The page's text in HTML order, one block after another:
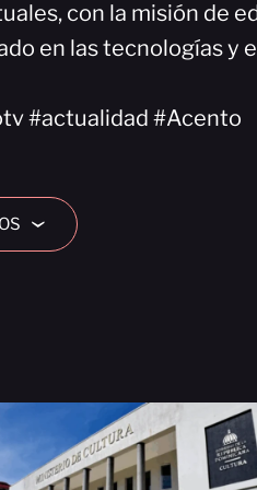
con la misión de
en las tecnologías y
#actualidad #Acento
›